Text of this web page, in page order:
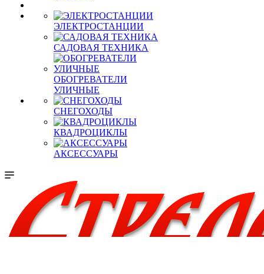
ЭЛЕКТРОСТАНЦИИ
САДОВАЯ ТЕХНИКА
ОБОГРЕВАТЕЛИ
УЛИЧНЫЕ
СНЕГОХОДЫ
КВАДРОЦИКЛЫ
АКСЕССУАРЫ